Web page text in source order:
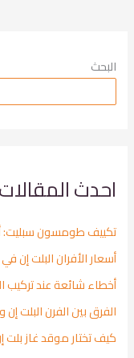
البحث
احدث المقالات
تكييف طومسون سبليت:
أسعار الأفران البلت إن
أخطاء شائعة عند تركيب
الفرق بين الفرن البلت
كيف تختار موقد غاز